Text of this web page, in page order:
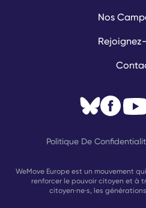
Nos
WeMove Europe est un mouvement
renforcer le pouvoir citoyen et à
citoyen·ne·s, les
Politique De